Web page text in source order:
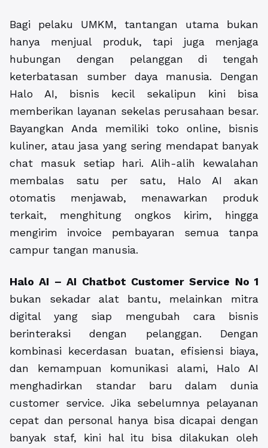
Bagi pelaku UMKM, tantangan utama bukan
hanya menjual produk, tapi juga menjaga
hubungan dengan pelanggan di tengah
keterbatasan sumber daya manusia. Dengan
Halo AI, bisnis kecil sekalipun kini bisa
memberikan layanan sekelas perusahaan besar.
Bayangkan Anda memiliki toko online, bisnis
kuliner, atau jasa yang sering mendapat banyak
chat masuk setiap hari. Alih-alih kewalahan
membalas satu per satu, Halo AI akan
otomatis menjawab, menawarkan produk
terkait, menghitung ongkos kirim, hingga
mengirim invoice pembayaran semua tanpa
campur tangan manusia.
Halo AI – AI Chatbot Customer Service No 1
bukan sekadar alat bantu, melainkan mitra
digital yang siap mengubah cara bisnis
berinteraksi dengan pelanggan. Dengan
kombinasi kecerdasan buatan, efisiensi biaya,
dan kemampuan komunikasi alami, Halo AI
menghadirkan standar baru dalam dunia
customer service. Jika sebelumnya pelayanan
cepat dan personal hanya bisa dicapai dengan
banyak staf, kini hal itu bisa dilakukan oleh